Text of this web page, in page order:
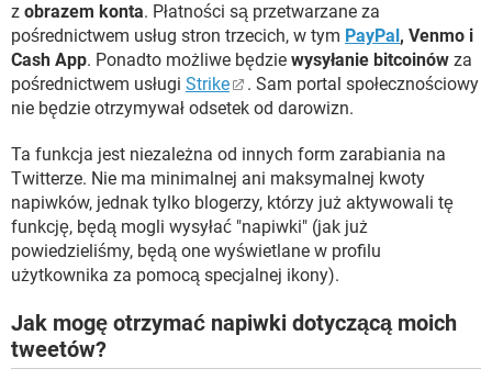
z obrazem konta. Płatności są przetwarzane za
pośrednictwem usług stron trzecich, w tym PayPal , Venmo i
Cash App. Ponadto możliwe będzie wysyłanie bitcoinów za
pośrednictwem usługi Strike
. Sam portal społecznościowy
nie będzie otrzymywał odsetek od darowizn.
Ta funkcja jest niezależna od innych form zarabiania na
Twitterze. Nie ma minimalnej ani maksymalnej kwoty
napiwków, jednak tylko blogerzy, którzy już aktywowali tę
funkcję, będą mogli wysyłać "napiwki" (jak już
powiedzieliśmy, będą one wyświetlane w profilu
użytkownika za pomocą specjalnej ikony).
Jak mogę otrzymać napiwki dotyczącą moich
tweetów?